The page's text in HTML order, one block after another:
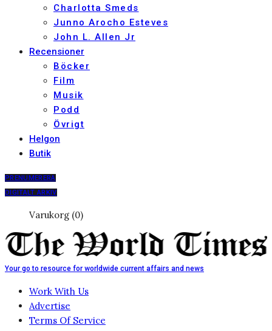
Charlotta Smeds
Junno Arocho Esteves
John L. Allen Jr
Recensioner
Böcker
Film
Musik
Podd
Övrigt
Helgon
Butik
PRENUMERERA
DIGITALT ARKIV
Varukorg (0)
Your go to resource for worldwide current affairs and news
Work With Us
Advertise
Terms Of Service